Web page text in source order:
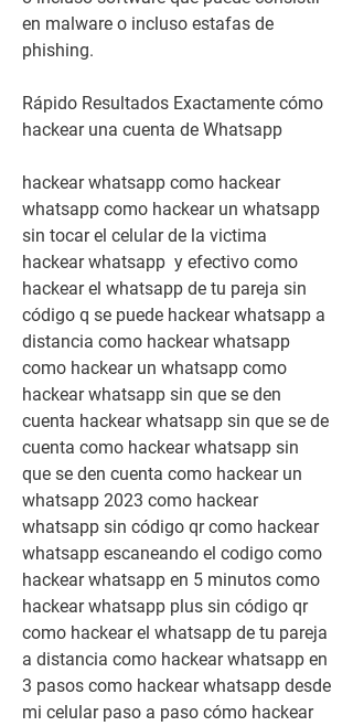
en malware o incluso estafas de
phishing.
Rápido Resultados Exactamente cómo
hackear una cuenta de Whatsapp
hackear whatsapp como hackear
whatsapp como hackear un whatsapp
sin tocar el celular de la victima
hackear whatsapp  y efectivo como
hackear el whatsapp de tu pareja sin
código q se puede hackear whatsapp a
distancia como hackear whatsapp
como hackear un whatsapp como
hackear whatsapp sin que se den
cuenta hackear whatsapp sin que se de
cuenta como hackear whatsapp sin
que se den cuenta como hackear un
whatsapp 2023 como hackear
whatsapp sin código qr como hackear
whatsapp escaneando el codigo como
hackear whatsapp en 5 minutos como
hackear whatsapp plus sin código qr
como hackear el whatsapp de tu pareja
a distancia como hackear whatsapp en
3 pasos como hackear whatsapp desde
mi celular paso a paso cómo hackear